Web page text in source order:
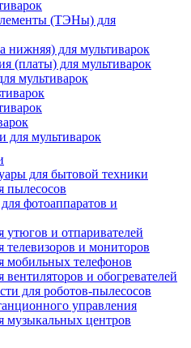
(ТЭНы) для
нижняя) для мультиварок
(платы) для мультиварок
мультиварок
для мультиварок
для бытовой техники
пылесосов
фотоаппаратов и
утюгов и отпаривателей
телевизоров и мониторов
мобильных телефонов
вентиляторов и обогревателей
для роботов-пылесосов
управления
музыкальных центров